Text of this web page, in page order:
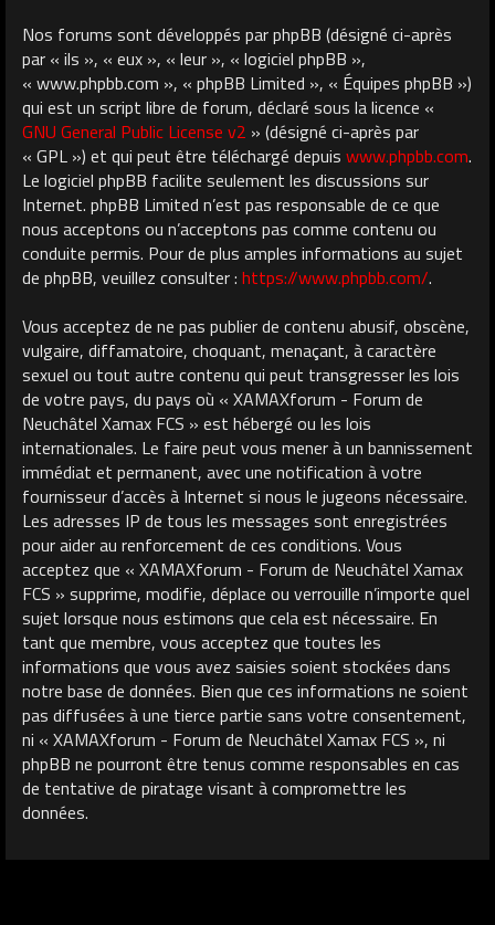
Nos forums sont développés par phpBB (désigné ci-après
par « ils », « eux », « leur », « logiciel phpBB »,
« www.phpbb.com », « phpBB Limited », « Équipes phpBB »)
qui est un script libre de forum, déclaré sous la licence «
GNU General Public License v2 » (désigné ci-après par
« GPL ») et qui peut être téléchargé depuis www.phpbb.com.
Le logiciel phpBB facilite seulement les discussions sur
Internet. phpBB Limited n’est pas responsable de ce que
nous acceptons ou n’acceptons pas comme contenu ou
conduite permis. Pour de plus amples informations au sujet
de phpBB, veuillez consulter : https://www.phpbb.com/.
Vous acceptez de ne pas publier de contenu abusif, obscène,
vulgaire, diffamatoire, choquant, menaçant, à caractère
sexuel ou tout autre contenu qui peut transgresser les lois
de votre pays, du pays où « XAMAXforum - Forum de
Neuchâtel Xamax FCS » est hébergé ou les lois
internationales. Le faire peut vous mener à un bannissement
immédiat et permanent, avec une notification à votre
fournisseur d’accès à Internet si nous le jugeons nécessaire.
Les adresses IP de tous les messages sont enregistrées
pour aider au renforcement de ces conditions. Vous
acceptez que « XAMAXforum - Forum de Neuchâtel Xamax
FCS » supprime, modifie, déplace ou verrouille n’importe quel
sujet lorsque nous estimons que cela est nécessaire. En
tant que membre, vous acceptez que toutes les
informations que vous avez saisies soient stockées dans
notre base de données. Bien que ces informations ne soient
pas diffusées à une tierce partie sans votre consentement,
ni « XAMAXforum - Forum de Neuchâtel Xamax FCS », ni
phpBB ne pourront être tenus comme responsables en cas
de tentative de piratage visant à compromettre les
données.